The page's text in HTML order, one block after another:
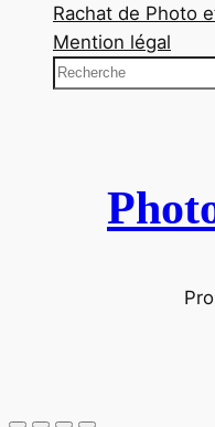
Rachat de Photo
Mention légal
R